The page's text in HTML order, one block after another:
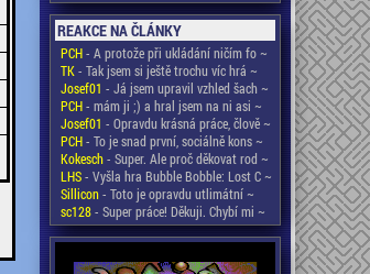
REAKCE NA ČLÁNKY
PCH- A protože při ukládání ničím fo ~
TK- Tak jsem si ještě trochu víc hrá ~
Josef01 - Já jsem upravil vzhled šach ~
PCH- mám ji ;) a hral jsem na ni asi ~
Josef01 - Opravdu krásná práce, člově ~
PCH- To je snad první, sociálně kons ~
Kokesch- Super. Ale proč děkovat rod ~
LHS- Vyšla hra Bubble Bobble: Lost C ~
Sillicon- Toto je opravdu utlimátní ~
sc128- Super práce! Děkuji. Chybí mi ~